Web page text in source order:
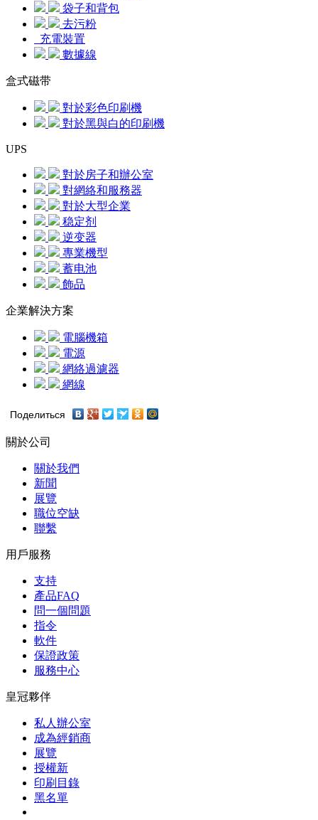
袋子和背包
去污粉
充電裝置
數據線
盒式磁带
對於彩色印刷機
對於黑與白的印刷機
UPS
對於房子和辦公室
對網絡和服務器
對於大型企業
稳定剂
逆变器
專業機型
蓄电池
飾品
企業解決方案
電腦機箱
電源
網絡過濾器
網線
Поделиться
關於公司
關於我們
新聞
展覽
職位空缺
聯繫
用戶服務
支持
產品FAQ
問一個問題
指令
軟件
保證政策
服務中心
皇冠夥伴
私人辦公室
成為經銷商
展覽
授權新
印刷目錄
黑名單